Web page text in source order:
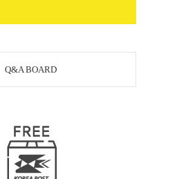
Q&A BOARD